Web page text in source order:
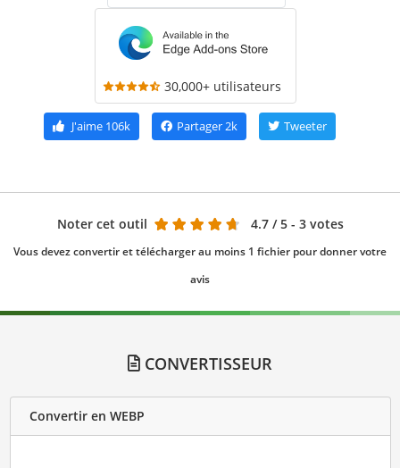
30,000+ utilisateurs
J'aime106k Partager2k Tweeter
Noter cet outil 4.7 / 5 - 3 votes
Vous devez convertir et télécharger au moins 1 fichier pour donner votre
avis
CONVERTISSEUR
Convertir en WEBP